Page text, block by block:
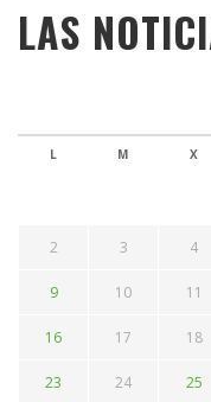
LAS
L M X
2 3 4
9 10 11
16 17 18
23 24 25